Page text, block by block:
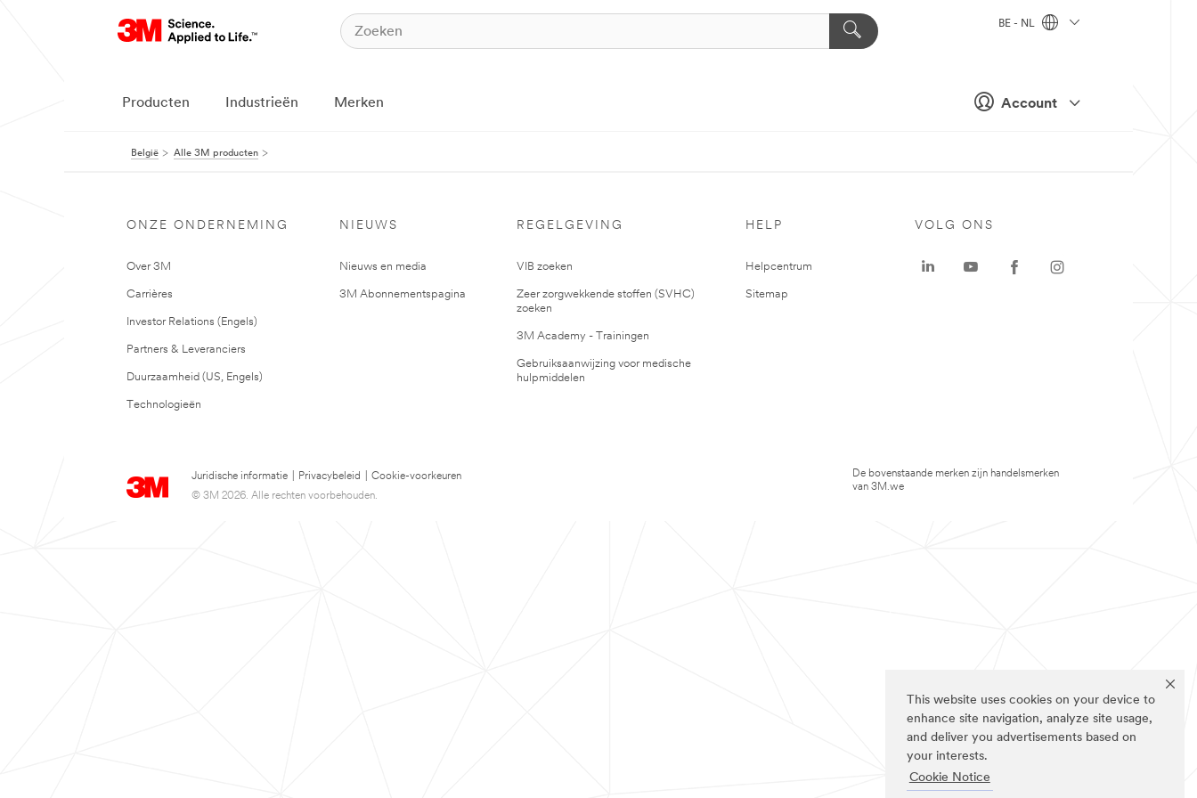
This website uses cookies on your device to
enhance site navigation, analyze site usage,
and deliver you advertisements based on
your interests.
Cookie Notice
Account
BE - NL
Producten Industrieën Merken
België Alle 3M producten
ONZE ONDERNEMING
Over 3M
Carrières
Investor Relations (Engels)
Partners & Leveranciers
Duurzaamheid (US, Engels)
Technologieën
NIEUWS
Nieuws en media
3M Abonnementspagina
REGELGEVING
VIB zoeken
Zeer zorgwekkende stoffen (SVHC)
zoeken
3M Academy - Trainingen
Gebruiksaanwijzing voor medische
hulpmiddelen
HELP
Helpcentrum
Sitemap
Juridische informatie Privacybeleid
Cookie-voorkeuren
© 3M 2026. Alle rechten voorbehouden.
VOLG ONS
De bovenstaande merken zijn handelsmerken
van 3M.we